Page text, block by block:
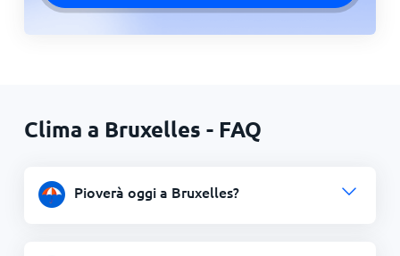
Clima a Bruxelles - FAQ
Pioverà oggi a Bruxelles?